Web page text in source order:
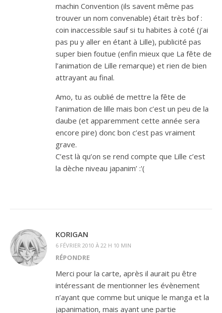
machin Convention (ils savent même pas
trouver un nom convenable) était très bof :
coin inaccessible sauf si tu habites à coté (j’ai
pas pu y aller en étant à Lille), publicité pas
super bien foutue (enfin mieux que La fête de
l’animation de Lille remarque) et rien de bien
attrayant au final.
Amo, tu as oublié de mettre la fête de
l’animation de lille mais bon c’est un peu de la
daube (et apparemment cette année sera
encore pire) donc bon c’est pas vraiment
grave.
C’est là qu’on se rend compte que Lille c’est
la dèche niveau japanim’ :'(
KORIGAN
6 FÉVRIER 2010 À 22 H 10 MIN
RÉPONDRE
Merci pour la carte, après il aurait pu être
intéressant de mentionner les évènement
n’ayant que comme but unique le manga et la
japanimation, mais ayant une partie